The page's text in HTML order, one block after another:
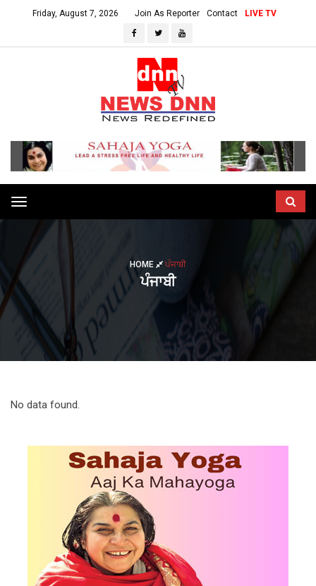
Friday, August 7, 2026 Join As Reporter Contact LIVE TV
Toggle
navigation
HOME ਪੰਜਾਬੀ
ਪੰਜਾਬੀ
No data found.